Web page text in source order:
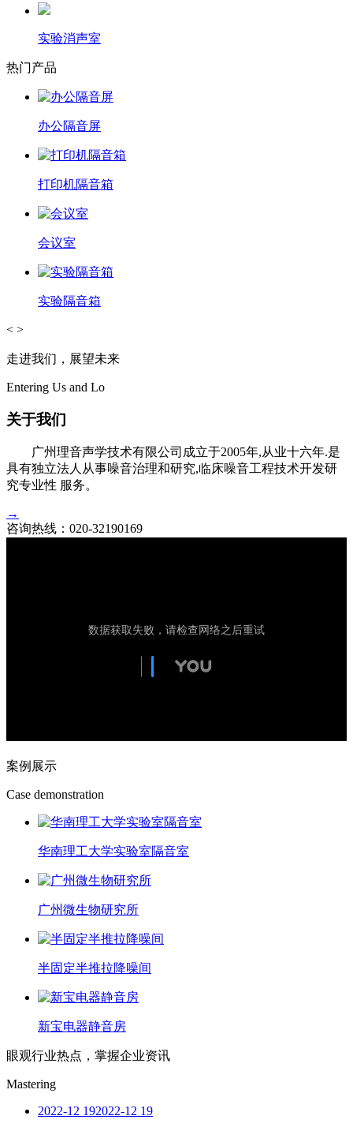
实验消声室
热门产品
办公隔音屏
打印机隔音箱
会议室
实验隔音箱
< >
走进我们，展望未来
Entering Us and Lo
关于我们
广州理音声学技术有限公司成立于2005年,从业十六年.是
具有独立法人从事噪音治理和研究,临床噪音工程技术开发研
究专业性 服务。
→
咨询热线： 020-32190169
案例展示
Case demonstration
华南理工大学实验室隔音室
广州微生物研究所
半固定半推拉降噪间
新宝电器静音房
眼观行业热点，掌握企业资讯
Mastering
2022-12 192022-12 19